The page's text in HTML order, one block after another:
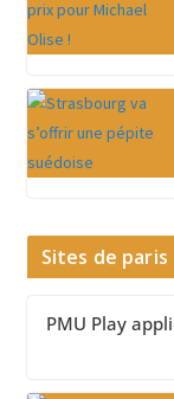
Sites de
PMU Play